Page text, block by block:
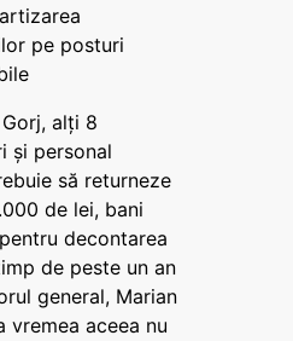
pe posturi
alți 8
și personal
să returneze
de lei, bani
decontarea
de peste un an
general, Marian
vremea aceea nu